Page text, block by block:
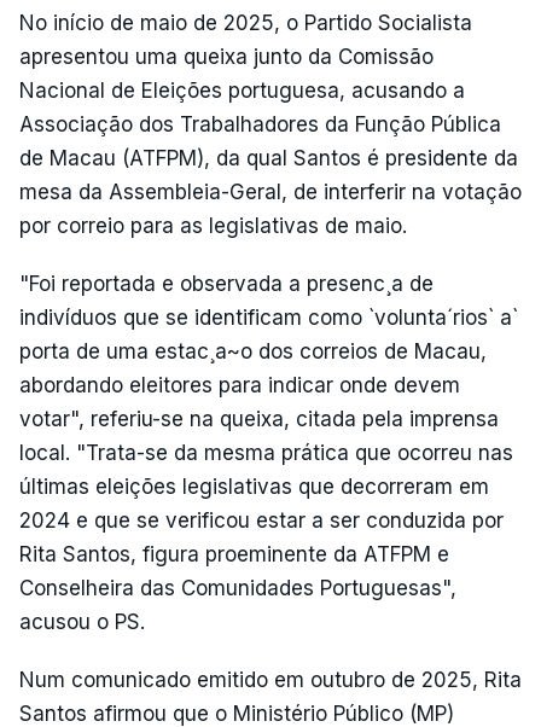
No início de maio de 2025, o Partido Socialista
apresentou uma queixa junto da Comissão
Nacional de Eleições portuguesa, acusando a
Associação dos Trabalhadores da Função Pública
de Macau (ATFPM), da qual Santos é presidente da
mesa da Assembleia-Geral, de interferir na votação
por correio para as legislativas de maio.
"Foi reportada e observada a presenc¸a de
indivíduos que se identificam como `volunta´rios` a`
porta de uma estac¸a~o dos correios de Macau,
abordando eleitores para indicar onde devem
votar", referiu-se na queixa, citada pela imprensa
local. "Trata-se da mesma prática que ocorreu nas
últimas eleições legislativas que decorreram em
2024 e que se verificou estar a ser conduzida por
Rita Santos, figura proeminente da ATFPM e
Conselheira das Comunidades Portuguesas",
acusou o PS.
Num comunicado emitido em outubro de 2025, Rita
Santos afirmou que o Ministério Público (MP)